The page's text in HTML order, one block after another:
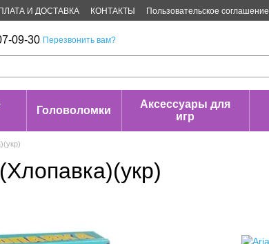
И ДОСТАВКА КОНТАКТЫ Пользовательское соглашение
09-30 Перезвонить вам?
Головоломки
Аксессуары для
игр